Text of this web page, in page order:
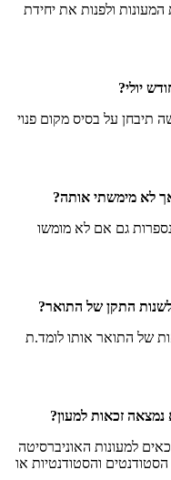
ולפנות את יחידת
יולי?
16/07, אך הבקשה תיבחן על בסיס מקום פנוי
לא מימשתי אותה?
גם אם לא מומשו
התקן של התואר?
של התואר אותו לומד.ת
נמצאה זכאות למעון?
למעונות האוניברסיטה
הסטודנטים והסטודנטיות או